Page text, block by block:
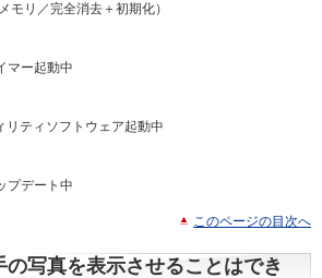
モリ／完全消去＋初期化）
マー起動中
リティソフトウェア起動中
プデート中
このページの目次へ
の写真を表示させることはでき